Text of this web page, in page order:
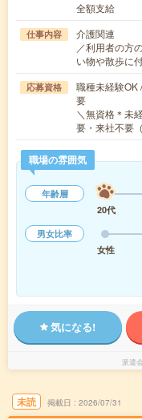
全額支給
仕事内容
介護関連
／利用者の方
い物や散歩に
応募資格
職種未経験OK
要
＼無資格＊未
要・来社不要
職場の雰囲気
年齢層
20代
男女比率
女性
気になる!
派遣
未読 掲載日 2026/07/31